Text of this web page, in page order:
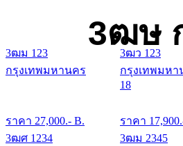
3ฒษ
3ฒม 123
กรุงเทพมหานคร
ราคา 27,000.- B.
3ฒว 123
กรุงเทพมหา
18
ราคา 17,900
3ฒศ 1234
3ฒม 2345